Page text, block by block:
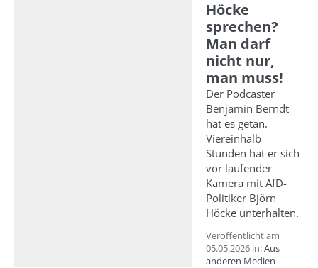
Höcke
sprechen?
Man darf
nicht nur,
man muss!
Der Podcaster
Benjamin Berndt
hat es getan.
Viereinhalb
Stunden hat er sich
vor laufender
Kamera mit AfD-
Politiker Björn
Höcke unterhalten.
Veröffentlicht am
05.05.2026 in:Aus
anderen Medien